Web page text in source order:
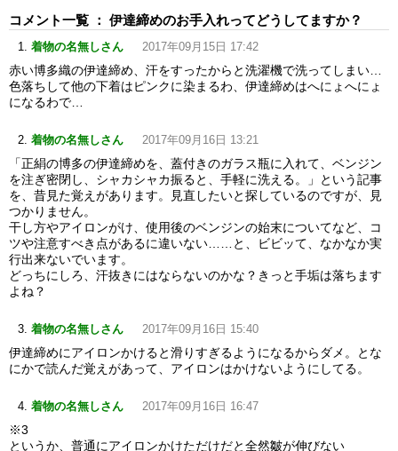
コメント一覧 ： 伊達締めのお手入れってどうしてますか？
着物の名無しさん 2017年09月15日 17:42
赤い博多織の伊達締め、汗をすったからと洗濯機で洗ってしまい…
色落ちして他の下着はピンクに染まるわ、伊達締めはへにょへにょ
になるわで…
着物の名無しさん 2017年09月16日 13:21
「正絹の博多の伊達締めを、蓋付きのガラス瓶に入れて、ベンジン
を注ぎ密閉し、シャカシャカ振ると、手軽に洗える。」という記事
を、昔見た覚えがあります。見直したいと探しているのですが、見
つかりません。
干し方やアイロンがけ、使用後のベンジンの始末についてなど、コ
ツや注意すべき点があるに違いない……と、ビビッて、なかなか実
行出来ないでいます。
どっちにしろ、汗抜きにはならないのかな？きっと手垢は落ちます
よね？
着物の名無しさん 2017年09月16日 15:40
伊達締めにアイロンかけると滑りすぎるようになるからダメ。とな
にかで読んだ覚えがあって、アイロンはかけないようにしてる。
着物の名無しさん 2017年09月16日 16:47
※3
というか、普通にアイロンかけただけだと全然皺が伸びない